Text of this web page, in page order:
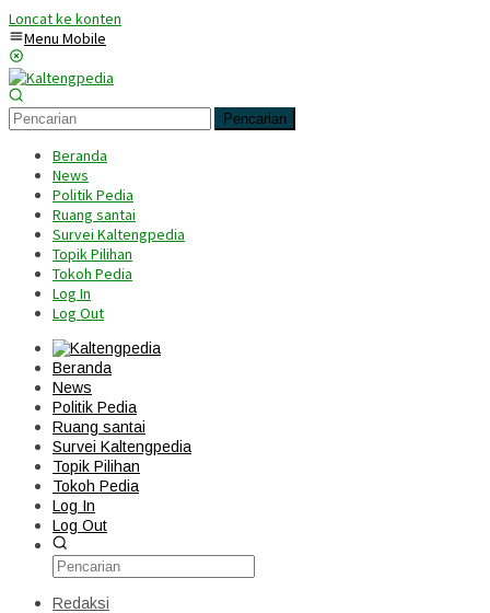
Loncat ke konten
Menu Mobile
Pencarian
Beranda
News
Politik Pedia
Ruang santai
Survei Kaltengpedia
Topik Pilihan
Tokoh Pedia
Log In
Log Out
Beranda
News
Politik Pedia
Ruang santai
Survei Kaltengpedia
Topik Pilihan
Tokoh Pedia
Log In
Log Out
Redaksi